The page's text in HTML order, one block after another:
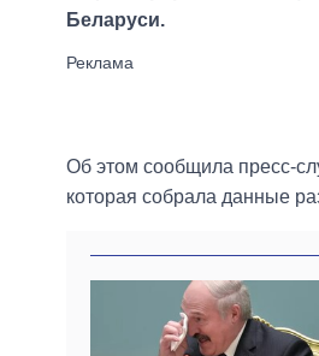
Беларуси.
Об этом сообщила пресс-
которая собрала данные